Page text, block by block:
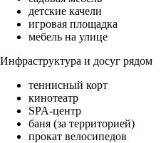
детские качели
игровая площадка
мебель на улице
Инфраструктура и досуг рядом
теннисный корт
кинотеатр
SPA-центр
баня (за территорией)
прокат велосипедов